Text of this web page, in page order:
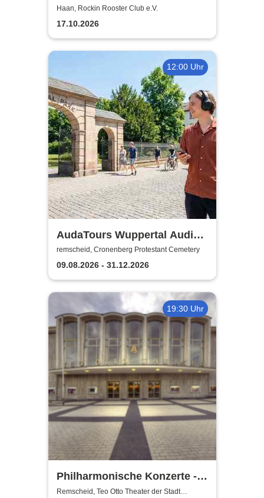
Haan, Rockin Rooster Club e.V.
17.10.2026
12:00 Uhr
AudaTours Wuppertal Audio-
Tour: Cronenberger
Chroniken – Industrie, Glaube
und Erbe
remscheid, Cronenberg Protestant Cemetery
09.08.2026 - 31.12.2026
19:30 Uhr
Philharmonische Konzerte -
Teo Otto Theater der Stadt
Remscheid, Teo Otto Theater der Stadt